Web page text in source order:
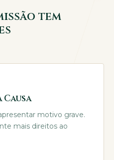
tem
Causa
motivo grave.
mais direitos ao